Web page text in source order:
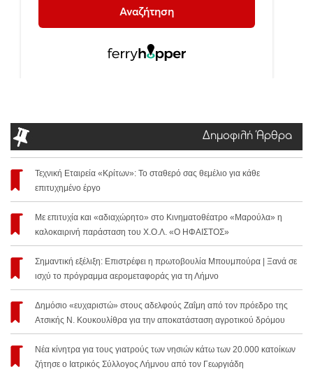
Δημοφιλή Άρθρα
Τεχνική Εταιρεία «Κρίτων»: Το σταθερό σας θεμέλιο για κάθε
επιτυχημένο έργο
Με επιτυχία και «αδιαχώρητο» στο Κινηματοθέατρο «Μαρούλα» η
καλοκαιρινή παράσταση του Χ.Ο.Λ. «Ο ΗΦΑΙΣΤΟΣ»
Σημαντική εξέλιξη: Επιστρέφει η πρωτοβουλία Μπουμπούρα | Ξανά σε
ισχύ το πρόγραμμα αερομεταφοράς για τη Λήμνο
Δημόσιο «ευχαριστώ» στους αδελφούς Ζαΐμη από τον πρόεδρο της
Ατσικής Ν. Κουκουλίθρα για την αποκατάσταση αγροτικού δρόμου
Νέα κίνητρα για τους γιατρούς των νησιών κάτω των 20.000 κατοίκων
ζήτησε ο Ιατρικός Σύλλογος Λήμνου από τον Γεωργιάδη